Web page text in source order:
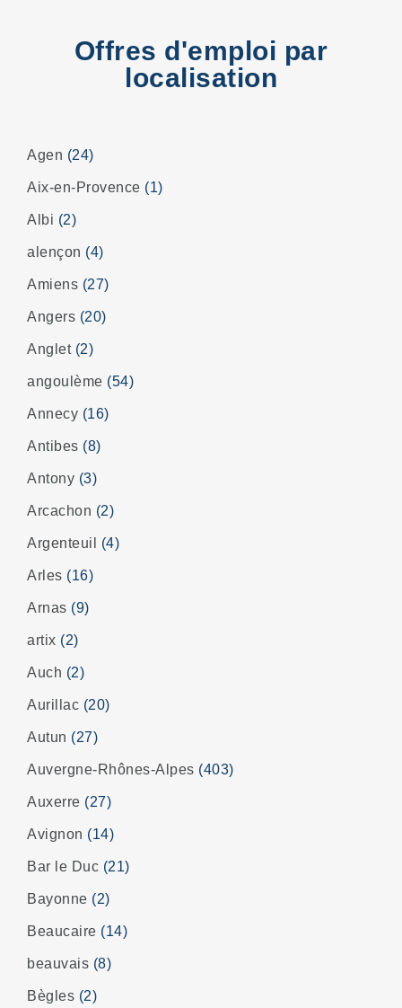
Offres d'emploi par
localisation
Agen (24)
Aix-en-Provence (1)
Albi (2)
alençon (4)
Amiens (27)
Angers (20)
Anglet (2)
angoulème (54)
Annecy (16)
Antibes (8)
Antony (3)
Arcachon (2)
Argenteuil (4)
Arles (16)
Arnas (9)
artix (2)
Auch (2)
Aurillac (20)
Autun (27)
Auvergne-Rhônes-Alpes (403)
Auxerre (27)
Avignon (14)
Bar le Duc (21)
Bayonne (2)
Beaucaire (14)
beauvais (8)
Bègles (2)